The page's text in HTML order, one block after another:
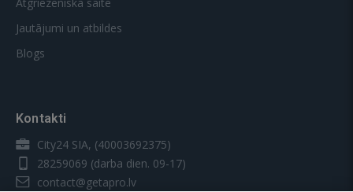
Atgriezeniskā saite
Jautājumi un atbildes
Blogs
Kontakti
City24 SIA, (40003692375)
28259069 (darba dien. 09-17)
contact@getapro.lv